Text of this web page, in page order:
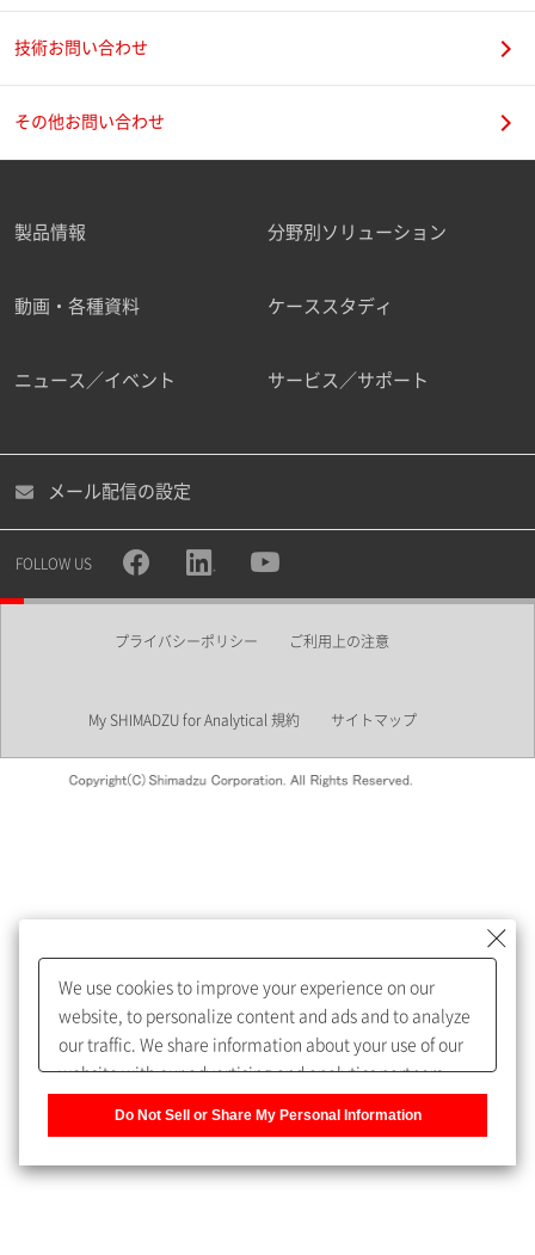
ご勤務先
職種
めします。
My SHIMADZU for Analyticalへ登録いただくと、技術情報や
取扱説明書・Webinarなどの閲覧ができます。
うになります。
技術お問い合わせ
その他お問い合わせ
製品情報 分野別ソリューション
動画・各種資料 ケーススタディ
ニュース／イベント サービス／サポート
メール配信の設定
FOLLOW US
プライバシーポリシー ご利用上の注意
My SHIMADZU for Analytical 規約 サイトマップ
We use cookies to improve your experience on our
website, to personalize content and ads and to analyze
our traffic. We share information about your use of our
website with our advertising and analytics partners,
Do Not Sell or Share My Personal Information